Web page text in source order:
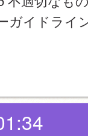
ガイドライ